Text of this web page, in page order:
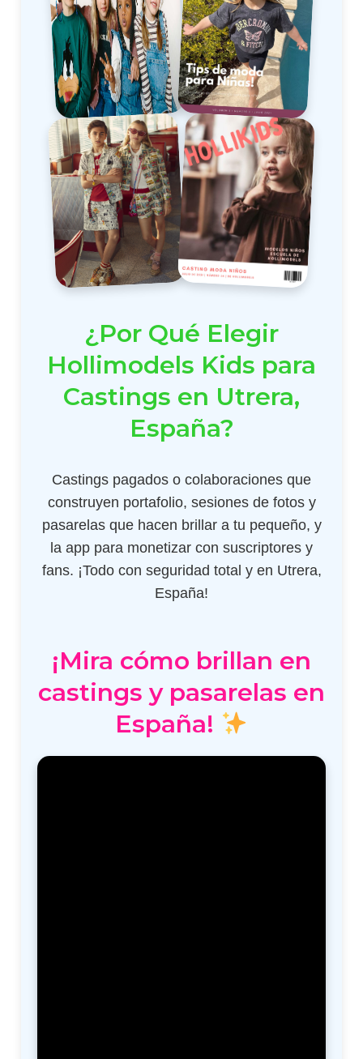
¿Por Qué Elegir
Hollimodels Kids para
Castings en Utrera,
España?
Castings pagados o colaboraciones que
construyen portafolio, sesiones de fotos y
pasarelas que hacen brillar a tu pequeño, y
la app para monetizar con suscriptores y
fans. ¡Todo con seguridad total y en Utrera,
España!
¡Mira cómo brillan en
castings y pasarelas en
España!